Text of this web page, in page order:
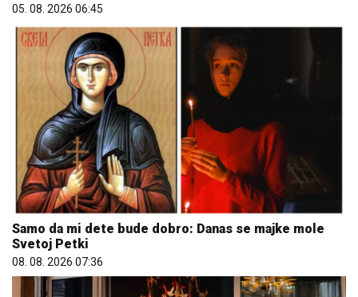
05. 08. 2026 06:45
Samo da mi dete bude dobro: Danas se majke mole
Svetoj Petki
08. 08. 2026 07:36